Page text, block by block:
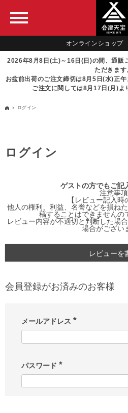
オンラインショッ
2026年8月8日(土)～16日(日)の間、通販
ただきます
お盆前出荷のご注文締切は8月5日(水)正
ご注文に関しては8月17日(月)よ
ログイン
ログイン
ゲストの方でもご記
注意事項
【レビュー記入時
他人の権利、利益、名誉などを損ね
稿することはできませんの
レビュー内容が不適切と判断した場
場合がござい
レビューを
会員登録がお済みのお客様
メールアドレス
(
須
パスワード
(
須